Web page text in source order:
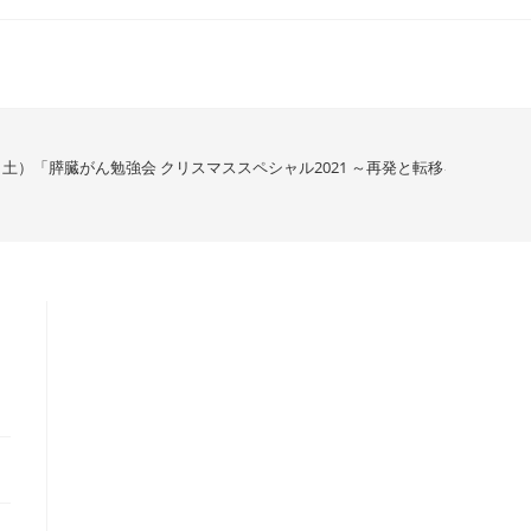
）「膵臓がん勉強会 クリスマススペシャル2021 ～再発と転移を考える～